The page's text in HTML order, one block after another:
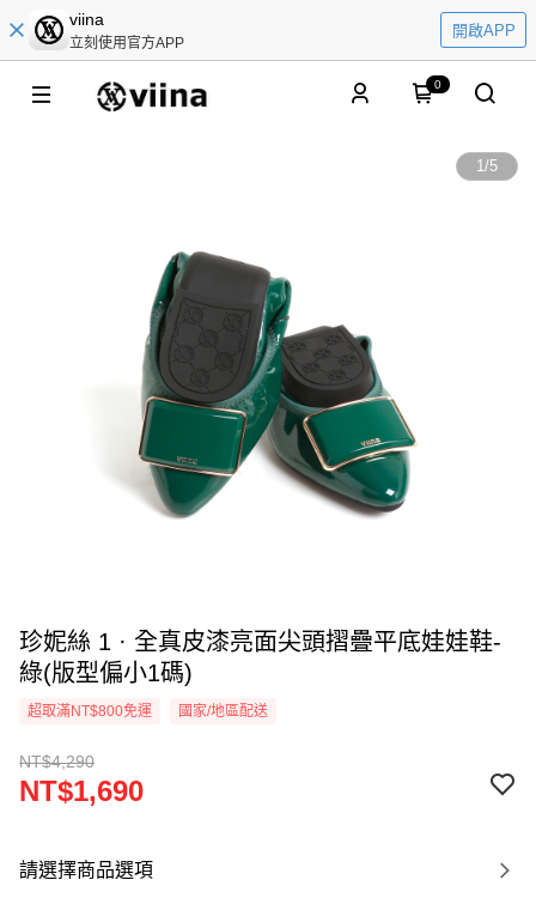
viina
立刻使用官方APP
開啟APP
0
1/5
珍妮絲 1 · 全真皮漆亮面尖頭摺疊平底娃娃鞋-
綠(版型偏小1碼)
超取滿NT$800免運 國家/地區配送
NT$4,290
NT$1,690
請選擇商品選項